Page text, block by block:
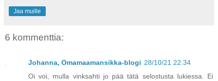
Jaa muille
6 kommenttia:
Johanna, Omamaamansikka-blogi 28/10/21 22:34
Oi voi, mulla vinksahti jo pää tätä selostusta lukiessa. Ei